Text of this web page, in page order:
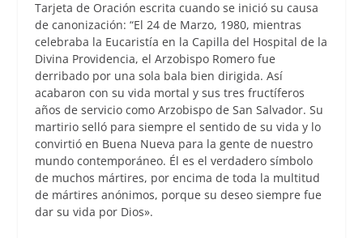
Tarjeta de Oración escrita cuando se inició su causa
de canonización: “El 24 de Marzo, 1980, mientras
celebraba la Eucaristía en la Capilla del Hospital de la
Divina Providencia, el Arzobispo Romero fue
derribado por una sola bala bien dirigida. Así
acabaron con su vida mortal y sus tres fructíferos
años de servicio como Arzobispo de San Salvador. Su
martirio selló para siempre el sentido de su vida y lo
convirtió en Buena Nueva para la gente de nuestro
mundo contemporáneo. Él es el verdadero símbolo
de muchos mártires, por encima de toda la multitud
de mártires anónimos, porque su deseo siempre fue
dar su vida por Dios».